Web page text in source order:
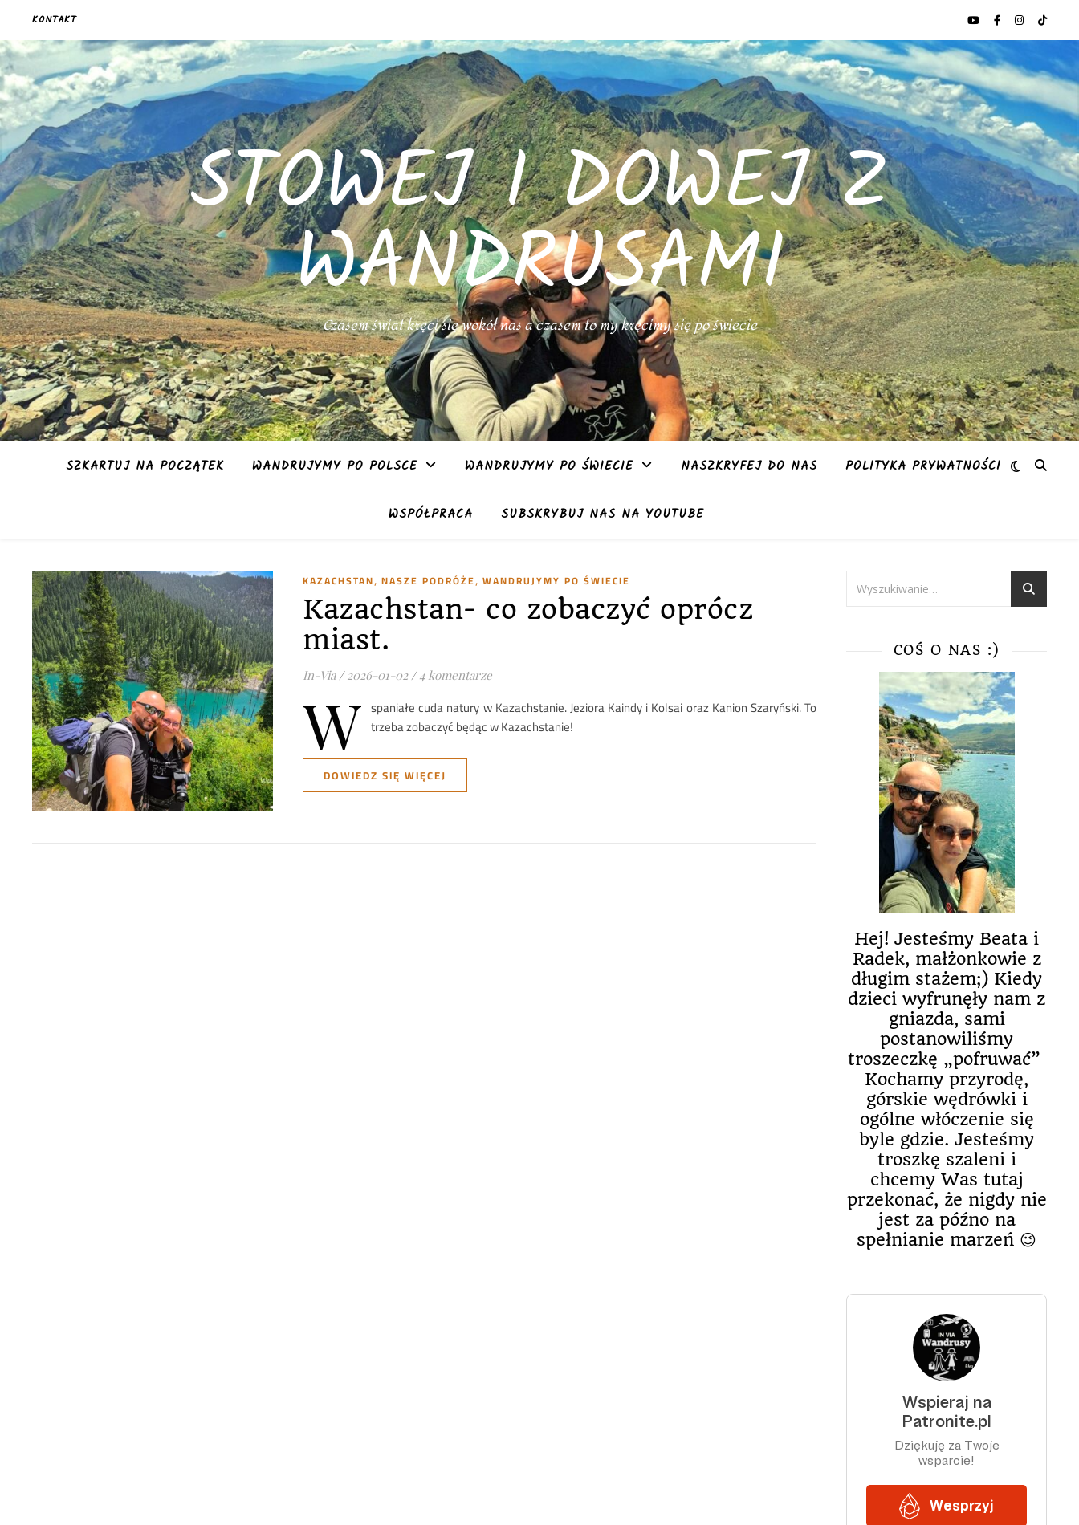
KONTAKT
STOWEJ I DOWEJ Z
WANDRUSAMI
Czasem świat kręci się wokół nas a czasem to my kręcimy się po świecie
SZKARTUJ NA POCZĄTEK WANDRUJYMY PO POLSCE WANDRUJYMY PO ŚWIECIE NASZKRYFEJ DO NAS POLITYKA PRYWATNOŚCI
WSPÓŁPRACA SUBSKRYBUJ NAS NA YOUTUBE
KAZACHSTAN, NASZE PODRÓŻE, WANDRUJYMY PO ŚWIECIE
Kazachstan- co zobaczyć oprócz
miast.
In-Via / 2026-01-02 / 4 komentarze
W spaniałe cuda natury w Kazachstanie. Jeziora Kaindy i Kolsai oraz Kanion Szaryński. To
trzeba zobaczyć będąc w Kazachstanie!
DOWIEDZ SIĘ WIĘCEJ
COŚ O NAS :)
Hej! Jesteśmy Beata i
Radek, małżonkowie z
długim stażem;) Kiedy
dzieci wyfrunęły nam z
gniazda, sami
postanowiliśmy
troszeczkę „pofruwać”
Kochamy przyrodę,
górskie wędrówki i
ogólne włóczenie się
byle gdzie. Jesteśmy
troszkę szaleni i
chcemy Was tutaj
przekonać, że nigdy nie
jest za późno na
spełnianie marzeń 😉